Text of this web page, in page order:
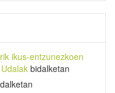
ikus-entzunezkoen
bidalketan